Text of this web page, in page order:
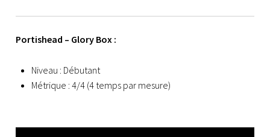
Portishead – Glory Box :
Niveau : Débutant
Métrique : 4/4 (4 temps par mesure)